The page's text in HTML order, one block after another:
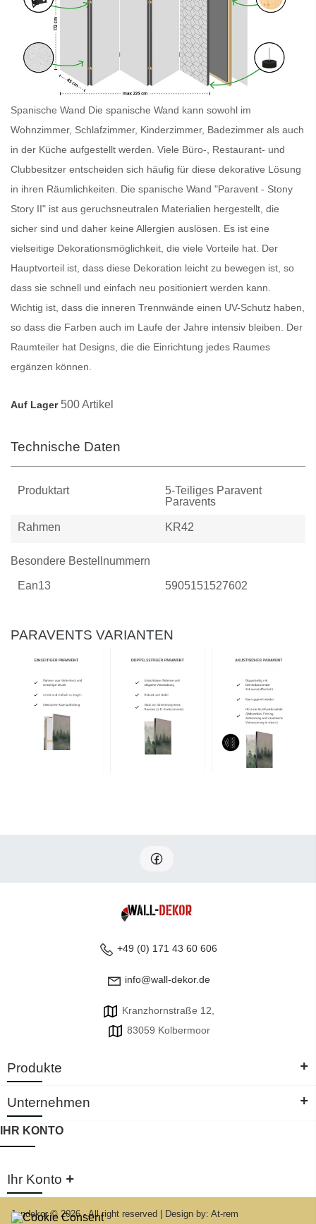
Spanische Wand Die spanische Wand kann sowohl im
Wohnzimmer, Schlafzimmer, Kinderzimmer, Badezimmer als auch
in der Küche aufgestellt werden. Viele Büro-, Restaurant- und
Clubbesitzer entscheiden sich häufig für diese dekorative Lösung
in ihren Räumlichkeiten. Die spanische Wand "Paravent - Stony
Story II" ist aus geruchsneutralen Materialien hergestellt, die
sicher sind und daher keine Allergien auslösen. Es ist eine
vielseitige Dekorationsmöglichkeit, die viele Vorteile hat. Der
Hauptvorteil ist, dass diese Dekoration leicht zu bewegen ist, so
dass sie schnell und einfach neu positioniert werden kann.
Wichtig ist, dass die inneren Trennwände einen UV-Schutz haben,
so dass die Farben auch im Laufe der Jahre intensiv bleiben. Der
Raumteiler hat Designs, die die Einrichtung jedes Raumes
ergänzen können.
Auf Lager 500 Artikel
Technische Daten
Produktart
5-Teiliges Paravent
Paravents
Rahmen KR42
Besondere Bestellnummern
Ean13 5905151527602
PARAVENTS VARIANTEN
+49 (0) 171 43 60 606
info@wall-dekor.de
Kranzhornstraße 12,
83059 Kolbermoor
Produkte +
Unternehmen +
IHR KONTO
Ihr Konto +
Jandekor © 2026 - All right reserved Design by: At-rem